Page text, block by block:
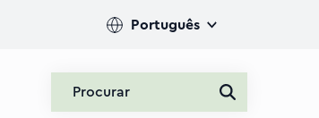
Português
Procurar